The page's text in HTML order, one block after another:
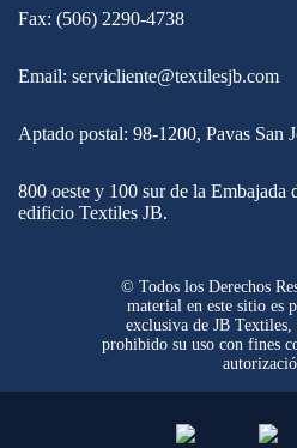
Fax: (506) 2290-4738
Email: servicliente@textilesjb.com
Aptado postal: 98-1200, Pavas San
800 oeste y 100 sur de la Embajada
edificio Textiles JB.
© Todos los Derechos
material en este sitio es
exclusiva de JB Textiles,
prohibido su uso con fines